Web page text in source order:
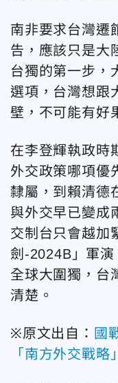
南非要求台灣遷
告，應該只是大
台獨的第一步，
選項，台灣想跟
壁，不可能有好
在李登輝執政時
外交政策哪項優
隸屬，到賴清德
與外交早已變成
交制台只會越加
劍-2024B」軍
全球大圍獨，台
清楚。
※原文出自： 國
「南方外交戰略